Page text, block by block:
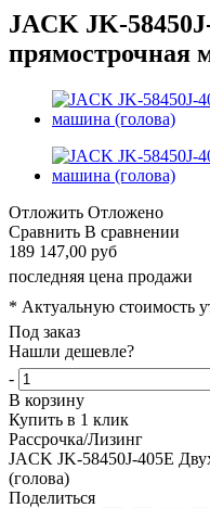
JACK JK-
прямострочная
Отложить Отложено
Сравнить В сравнении
189 147,00 руб
последняя цена продажи
* Актуальную стоимость
Под заказ
Нашли дешевле?
-
В корзину
Купить в 1 клик
Рассрочка/Лизинг
JACK JK-58450J-405E
(голова)
Поделиться